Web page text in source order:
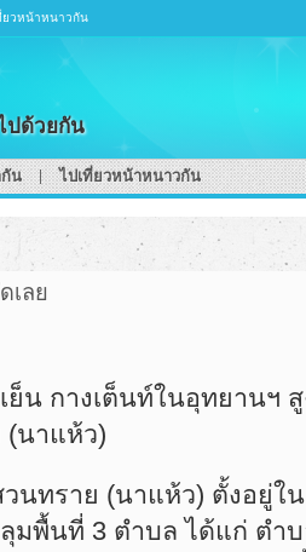
ยวหน้าหนาวกัน
ปด้วยกัน
น ไปเที่ยวหน้าหนาวกัน
เลย
ย็น กางเต็นท์ในอุทยานฯ
(นาแห้ว)
นทราย (นาแห้ว) ตั้งอยู่ใ
มพื้นที่ 3 ตำบล ได้แก่ ตำ